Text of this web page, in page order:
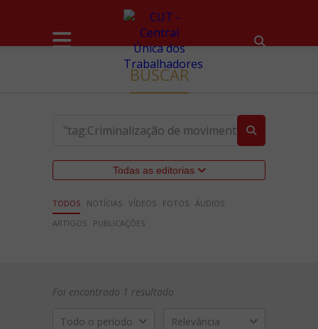
BUSCAR
Todas as editorias
TODOS NOTÍCIAS VÍDEOS FOTOS ÁUDIOS
ARTIGOS
PUBLICAÇÕES
Foi encontrado 1 resultado
Todo o período Relevância